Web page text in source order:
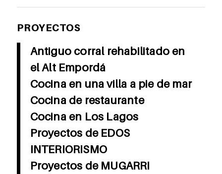
PROYECTOS
Antiguo corral rehabilitado en
el Alt Empordá
Cocina en una villa a pie de mar
Cocina de restaurante
Cocina en Los Lagos
Proyectos de EDOS
INTERIORISMO
Proyectos de MUGARRI